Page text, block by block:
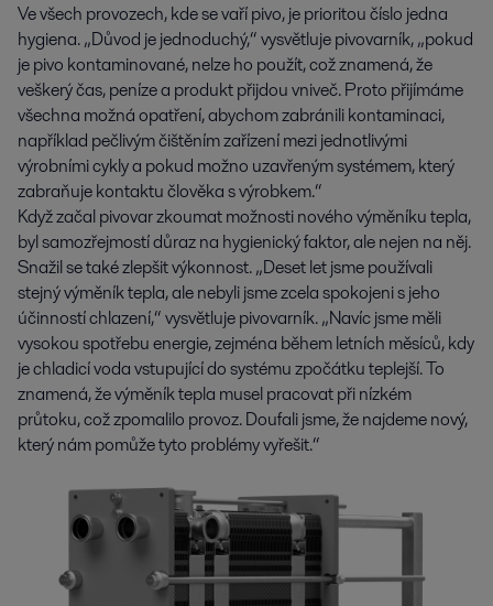
Ve všech provozech, kde se vaří pivo, je prioritou číslo jedna
hygiena. „Důvod je jednoduchý,“ vysvětluje pivovarník, „pokud
je pivo kontaminované, nelze ho použít, což znamená, že
veškerý čas, peníze a produkt přijdou vniveč. Proto přijímáme
všechna možná opatření, abychom zabránili kontaminaci,
například pečlivým čištěním zařízení mezi jednotlivými
výrobními cykly a pokud možno uzavřeným systémem, který
zabraňuje kontaktu člověka s výrobkem.“
Když začal pivovar zkoumat možnosti nového výměníku tepla,
byl samozřejmostí důraz na hygienický faktor, ale nejen na něj.
Snažil se také zlepšit výkonnost. „Deset let jsme používali
stejný výměník tepla, ale nebyli jsme zcela spokojeni s jeho
účinností chlazení,“ vysvětluje pivovarník. „Navíc jsme měli
vysokou spotřebu energie, zejména během letních měsíců, kdy
je chladicí voda vstupující do systému zpočátku teplejší. To
znamená, že výměník tepla musel pracovat při nízkém
průtoku, což zpomalilo provoz. Doufali jsme, že najdeme nový,
který nám pomůže tyto problémy vyřešit.“